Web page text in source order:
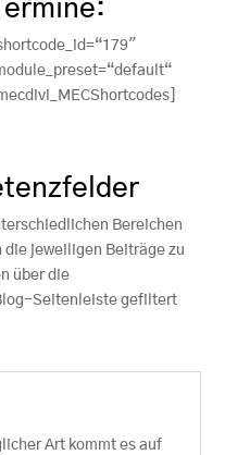
Bereichen
die jeweiligen Beiträge zu
über die
Seitenleiste gefiltert
Art kommt es auf